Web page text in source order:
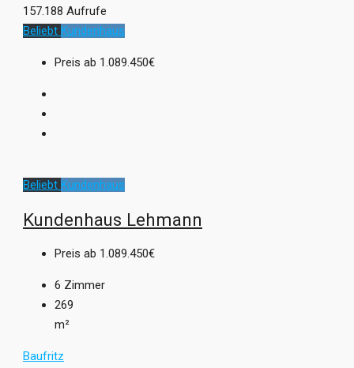
157.188 Aufrufe
Beliebt Kundenhaus
Preis ab 1.089.450€
Beliebt Kundenhaus
Kundenhaus Lehmann
Preis ab 1.089.450€
6 Zimmer
269
m²
Baufritz